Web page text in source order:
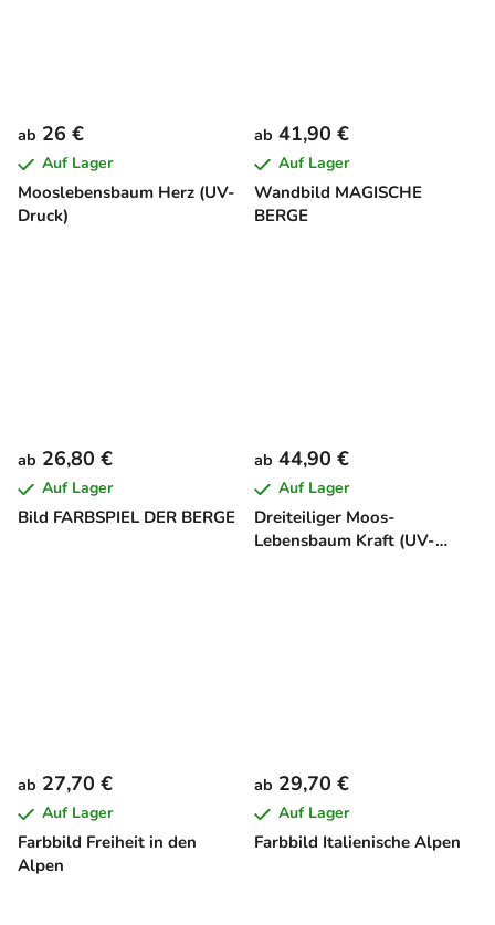
Mooslebensbaum Herz (UV-
Druck)
ab 26 €
Auf Lager
Wandbild MAGISCHE
BERGE
ab 41,90 €
Auf Lager
Bild FARBSPIEL DER BERGE
ab 26,80 €
Auf Lager
Dreiteiliger Moos-
Lebensbaum Kraft (UV-
ab 44,90 €
Auf Lager
Farbbild Freiheit in den
Alpen
ab 27,70 €
Auf Lager
Farbbild Italienische Alpen
ab 29,70 €
Auf Lager